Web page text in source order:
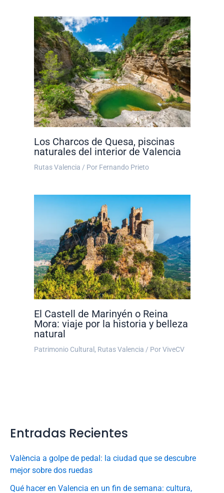
Los Charcos de Quesa, piscinas
naturales del interior de Valencia
Rutas Valencia / Por Fernando Prieto
El Castell de Marinyén o Reina
Mora: viaje por la historia y belleza
natural
Patrimonio Cultural , Rutas Valencia / PorViveCV
Entradas Recientes
València a golpe de pedal: la ciudad que se descubre
mejor sobre dos ruedas
Qué hacer en Valencia en un fin de semana: cultura,